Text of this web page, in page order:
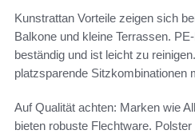
Kunstrattan Vorteile zeigen sich
Balkone und kleine Terrassen.
beständig und ist leicht zu
platzsparende Sitzkombinationen
Auf Qualität achten: Marken wie
bieten robuste Flechtware.